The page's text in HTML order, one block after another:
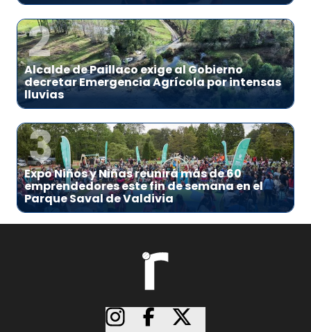
2
Alcalde de Paillaco exige al Gobierno
decretar Emergencia Agrícola por intensas
lluvias
3
Expo Niños y Niñas reunirá más de 60
emprendedores este fin de semana en el
Parque Saval de Valdivia